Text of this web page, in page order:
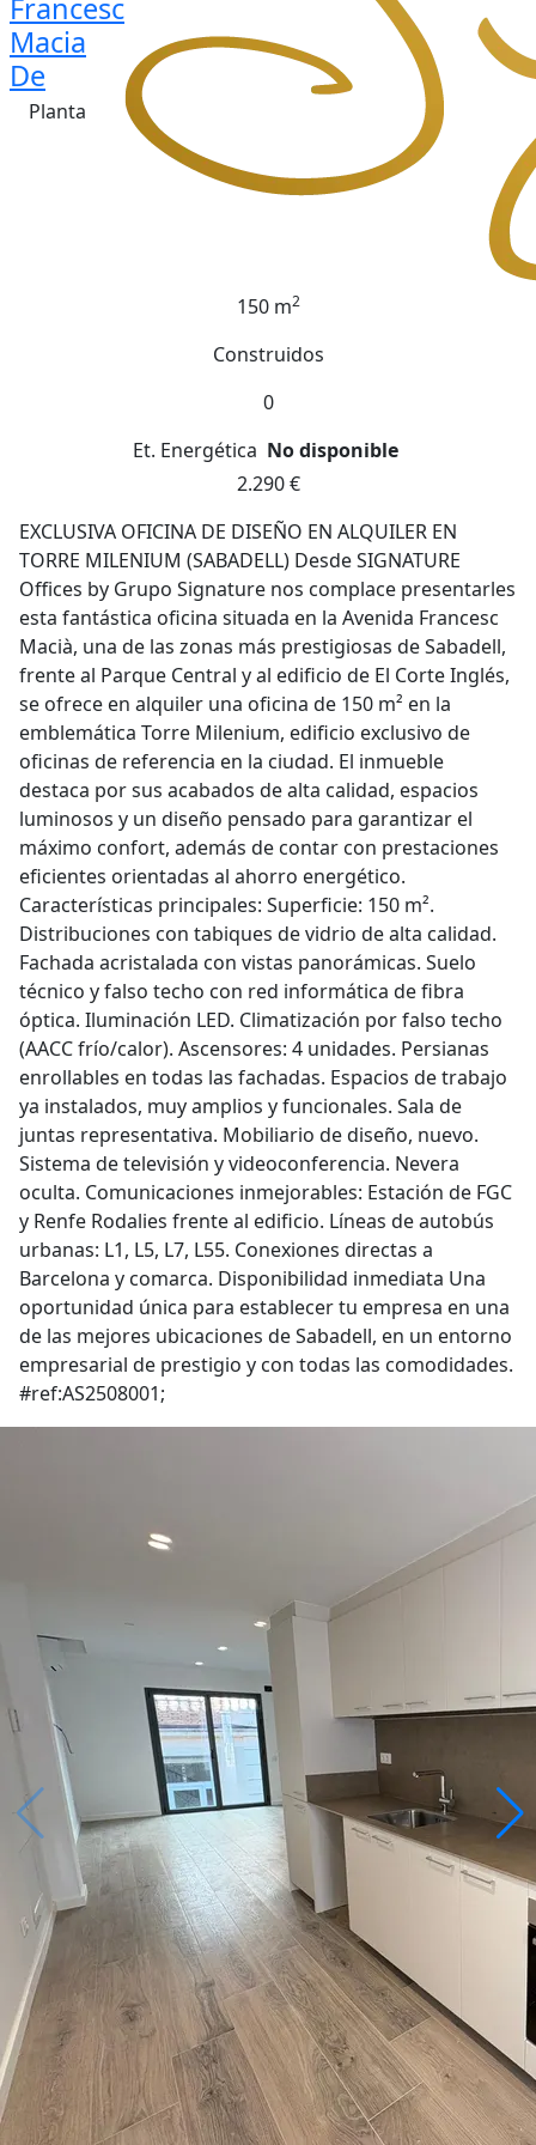
Francesc
Macia
De
Planta
150 m2
Construidos
0
Et. Energética No disponible
2.290 €
EXCLUSIVA OFICINA DE DISEÑO EN ALQUILER EN
TORRE MILENIUM (SABADELL) Desde SIGNATURE
Offices by Grupo Signature nos complace presentarles
esta fantástica oficina situada en la Avenida Francesc
Macià, una de las zonas más prestigiosas de Sabadell,
frente al Parque Central y al edificio de El Corte Inglés,
se ofrece en alquiler una oficina de 150 m² en la
emblemática Torre Milenium, edificio exclusivo de
oficinas de referencia en la ciudad. El inmueble
destaca por sus acabados de alta calidad, espacios
luminosos y un diseño pensado para garantizar el
máximo confort, además de contar con prestaciones
eficientes orientadas al ahorro energético.
Características principales: Superficie: 150 m².
Distribuciones con tabiques de vidrio de alta calidad.
Fachada acristalada con vistas panorámicas. Suelo
técnico y falso techo con red informática de fibra
óptica. Iluminación LED. Climatización por falso techo
(AACC frío/calor). Ascensores: 4 unidades. Persianas
enrollables en todas las fachadas. Espacios de trabajo
ya instalados, muy amplios y funcionales. Sala de
juntas representativa. Mobiliario de diseño, nuevo.
Sistema de televisión y videoconferencia. Nevera
oculta. Comunicaciones inmejorables: Estación de FGC
y Renfe Rodalies frente al edificio. Líneas de autobús
urbanas: L1, L5, L7, L55. Conexiones directas a
Barcelona y comarca. Disponibilidad inmediata Una
oportunidad única para establecer tu empresa en una
de las mejores ubicaciones de Sabadell, en un entorno
empresarial de prestigio y con todas las comodidades.
#ref:AS2508001;